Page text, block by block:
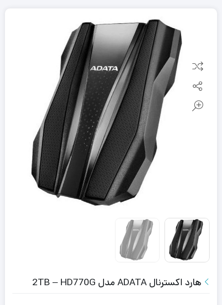
هارد اکسترنال ADATA مدل 2TB – HD770G